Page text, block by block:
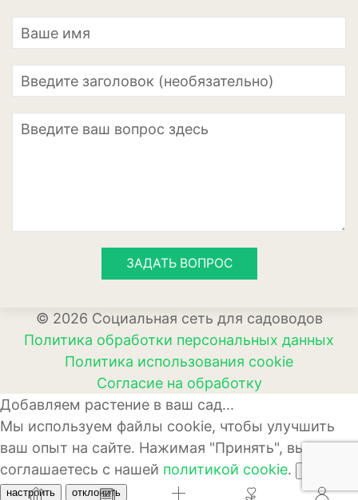
Айва
Актинидия
Алыча
Груша
Ежевика
Земляника
Инжир
Калина
ЗАДАТЬ ВОПРОС
© 2026 Социальная сеть для садоводов
Политика обработки персональных данных
Политика использования cookie
Согласие на обработку
Добавляем растение в ваш сад...
Мы используем файлы cookie, чтобы улучшить
ваш опыт на сайте. Нажимая "Принять", вы
соглашаетесь с нашей политикой cookie.
настроить
отклонить